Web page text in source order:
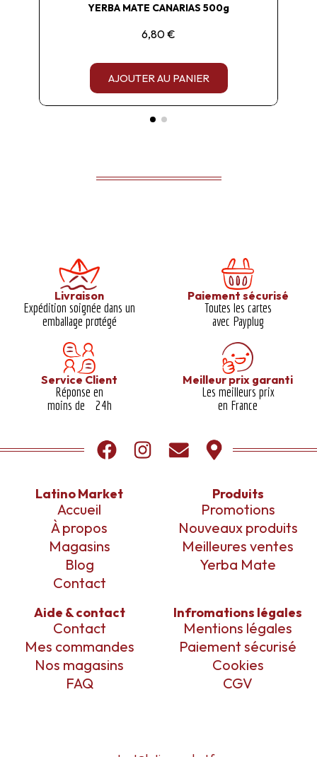
YERBA MATE CANARIAS 500g
6,80 €
AJOUTER AU PANIER
Livraison
Expédition soignée dans un
emballage protégé​
Paiement sécurisé
Toutes les cartes
avec Payplug
Service Client
Réponse en
moins de 24h
Meilleur prix garanti​
Les meilleurs prix
en France
Latino Market
Accueil
À propos
Magasins
Blog
Contact
Produits
Promotions
Nouveaux produits
Meilleures ventes
Yerba Mate
Aide & contact
Contact
Mes commandes
Nos magasins
FAQ
Infromations légales
Mentions légales
Paiement sécurisé
Cookies
CGV